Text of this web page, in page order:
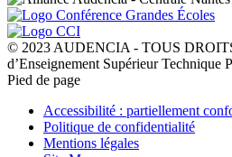
© 2023 AUDENCIA - TOUS
d’Enseignement Supérieur Technique
Pied de page
Accessibilité : partiellement
Politique de confidentialité
Mentions légales